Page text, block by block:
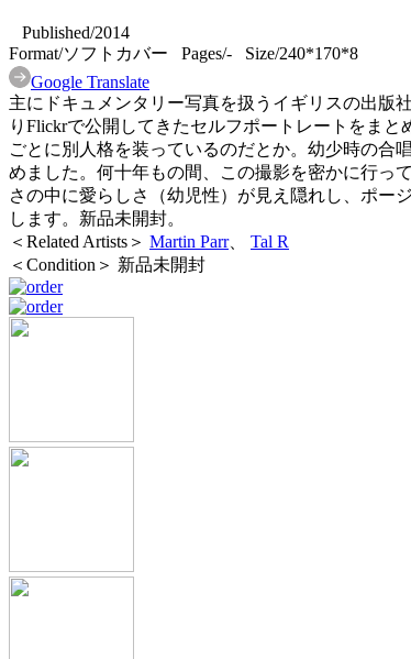
Published/2014
Format/ソフトカバー Pages/- Size/240*170*8
Google Translate
主にドキュメンタリー写真を扱うイギリスの出版
りFlickrで公開してきたセルフポートレートをま
ごとに別人格を装っているのだとか。幼少時の合
めました。何十年もの間、この撮影を密かに行っ
さの中に愛らしさ（幼児性）が見え隠れし、ポー
します。新品未開封。
＜Related Artists＞ Martin Parr、 Tal R
＜Condition＞ 新品未開封